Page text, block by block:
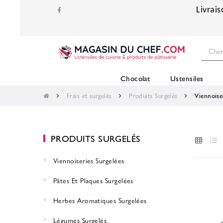
Chocolat Ustensiles
Frais et surgelés Produits Surgelés
PRODUITS SURGELÉS
Viennoiseries Surgelées
Pâtes Et Plaques Surgelées
Herbes Aromatiques Surgelées
Légumes Surgelés